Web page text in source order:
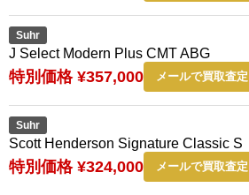
Suhr
J Select Modern Plus CMT ABG
特別価格 ¥357,000 メールで買取査定
Suhr
Scott Henderson Signature Classic S
特別価格 ¥324,000 メールで買取査定